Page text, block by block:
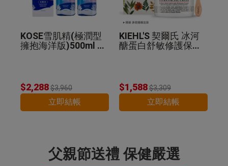
KOSE雪肌精(極潤型
擁抱海洋版)500ml 2
$2,288$3,960
立即結帳
KIEHL'S 契爾氏 冰河
醣蛋白舒敏修護保濕
$1,588$3,309
立即結帳
父親節送禮 保健嚴選